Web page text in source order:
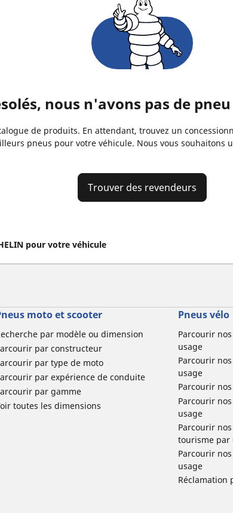
nous n'avons pas de
de produits. En attendant, trouvez un
pneus pour votre véhicule. Nous vous souhaitons
Trouver des revendeurs
pour votre véhicule
moto et scooter
par modèle ou dimension
par constructeur
par type de moto
par expérience de conduite
par gamme
toutes les dimensions
Pneus vélo
Parcourir
usage
Parcourir
usage
Parcourir
Parcourir
usage
Parcourir
tourisme par
Parcourir
usage
Réclamation